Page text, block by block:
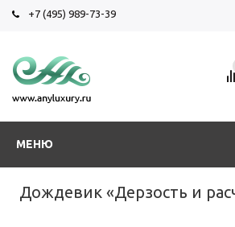
+7 (495) 989-73-39
МЕНЮ
Дождевик «Дерзость и